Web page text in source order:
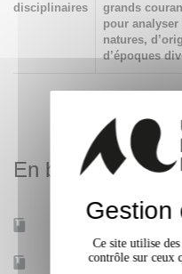
disciplinaires
grands
pour analyser
natures,
d’époques
En bref
Accessible à distance
Gestion
Ce site utilise
contrôle sur ceux